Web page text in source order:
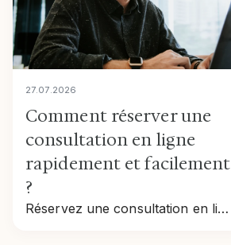
27.07.2026
Comment réserver une
consultation en ligne
rapidement et facilement
?
Réservez une consultation en ligne rapidement : étapes, tarifs, remboursement et conseils pour prendre rendez-vous en toute simplicité.